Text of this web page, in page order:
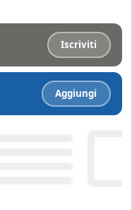
Iscriviti
Aggiungi